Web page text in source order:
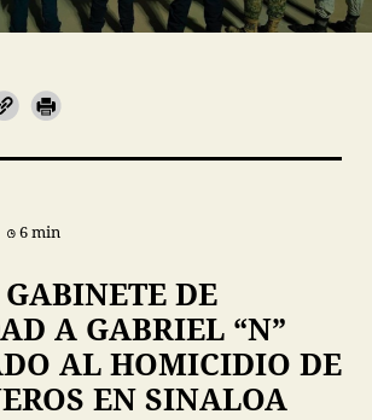
6 min
DE
A GABRIEL “N”
AL HOMICIDIO DE
EN SINALOA